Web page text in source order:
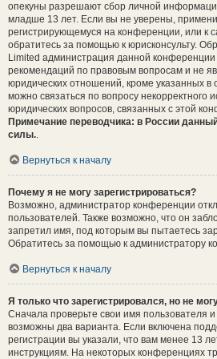
опекуны разрешают сбор личной
младше 13 лет. Если вы не уверены,
регистрирующемуся на конференции, или к
обратитесь за помощью к юрисконсульту.
Limited администрация данной
рекомендаций по правовым вопросам и не
юридических отношений, кроме указанных в
можно связаться по вопросу некорректного
юридических вопросов, связанных с этой
Примечание переводчика: в России
силы..
Вернуться к началу
Почему я не могу зарегистрироваться?
Возможно, администратор конференции
пользователей. Также возможно, что он
запретил имя, под которым вы пытаетесь
Обратитесь за помощью к администратору
Вернуться к началу
Я только что зарегистрировался, но не
Сначала проверьте свои имя пользователя
возможны два варианта. Если включена
регистрации вы указали, что вам менее 13
инструкциям. На некоторых конференциях